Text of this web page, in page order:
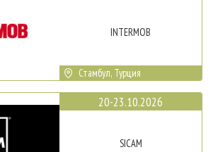
INTERMOB
Стамбул, Турция
20-23.10.2026
SICAM